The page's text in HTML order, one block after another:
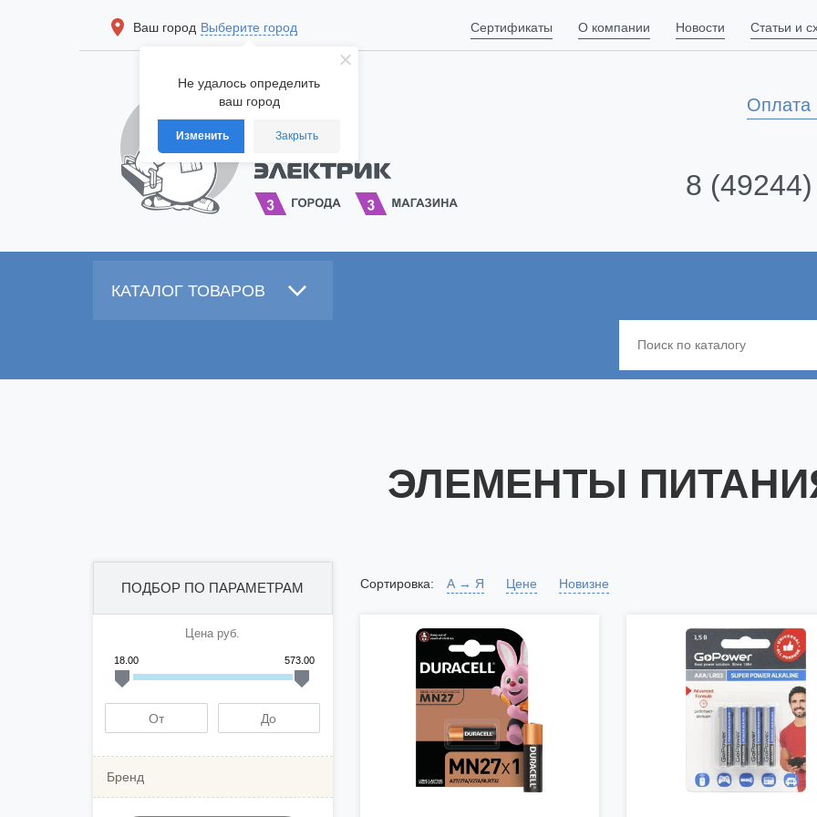
Не удалось определить
ваш город
Изменить Закрыть
Ваш город Выберите город Сертификаты О компании Новости Статьи и
Оплата
8
КАТАЛОГ ТОВАРОВ
ЭЛЕМЕНТЫ
ПОДБОР ПО ПАРАМЕТРАМ
Цена руб.
18.00 573.00
Бренд
Сортировка: А → Я Цене Новизне